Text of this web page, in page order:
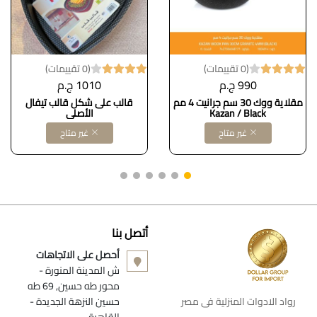
(0 تقييمات)
990 ج.م
مقلاية ووك 30 سم جرانيت 4 مم
Kazan / Black
غير متاح
(0 تقييمات)
1010 ج.م
قالب على شكل قالب تيفال
الأصلي
غير متاح
رواد الادوات المنزلية فى مصر
أتصل بنا
أحصل على الاتجاهات
ش المدينة المنورة -
محور طه حسين, 69 طه
حسين النزهة الجديدة -